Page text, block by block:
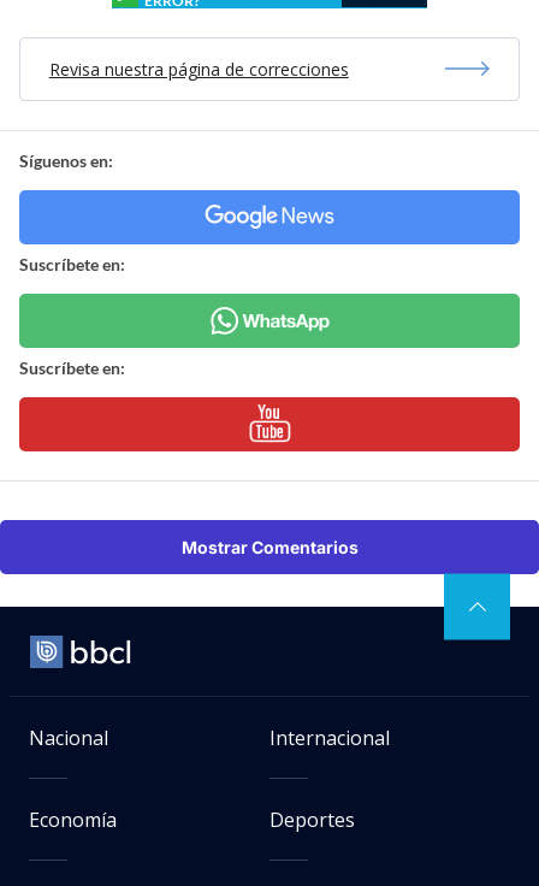
Revisa nuestra página de correcciones
Síguenos en:
Suscríbete en:
Suscríbete en:
Mostrar Comentarios
Nacional Internacional
Economía Deportes